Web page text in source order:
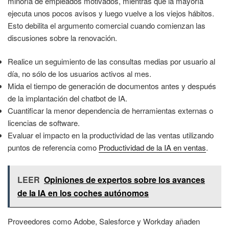
ejecuta unos pocos avisos y luego vuelve a los viejos hábitos.
Esto debilita el argumento comercial cuando comienzan las
discusiones sobre la renovación.
Realice un seguimiento de las consultas medias por usuario al
día, no sólo de los usuarios activos al mes.
Mida el tiempo de generación de documentos antes y después
de la implantación del chatbot de IA.
Cuantificar la menor dependencia de herramientas externas o
licencias de software.
Evaluar el impacto en la productividad de las ventas utilizando
puntos de referencia como Productividad de la IA en ventas.
LEER Opiniones de expertos sobre los avances
de la IA en los coches autónomos
Proveedores como Adobe, Salesforce y Workday añaden